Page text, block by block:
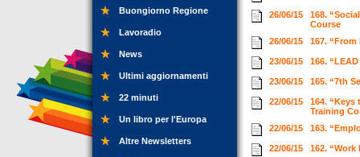
Buongiorno Regione
Lavoradio
News
Ultimi aggiornamenti
22 minuti
Un libro per l'Europa
Altre Newsletters
26/06/15
168.
Course
26/06/15
167.
23/06/15 166.
23/06/15 165. “7th
22/06/15
164.
Training
22/06/15
163.
22/06/15 162.